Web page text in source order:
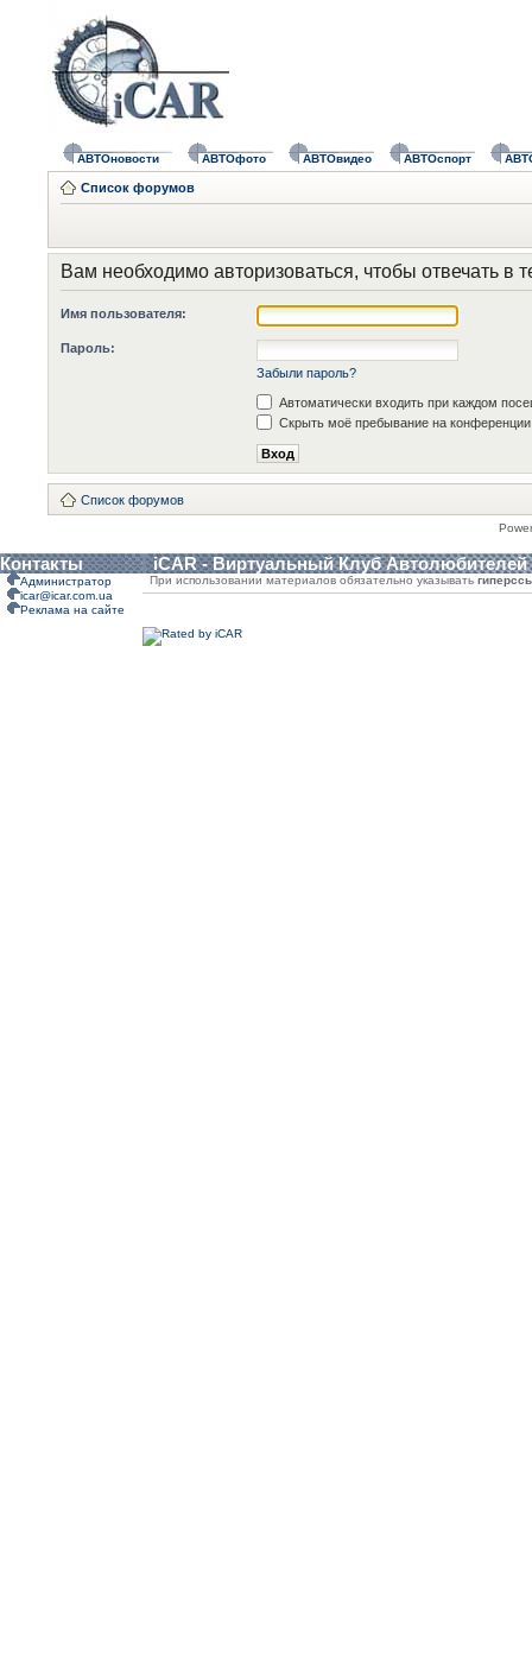
АВТОновости АВТОфото АВТОвидео АВТОспорт
Список форумов
Вам необходимо авторизоваться, чтобы отвечать в
Имя пользователя:
Пароль:
Забыли пароль?
Автоматически входить при каждом
Скрыть моё пребывание на конференции
Список форумов
Контакты iCAR - Виртуальный Клуб Автолюбителей
Администратор
icar@icar.com.ua
Реклама на сайте
При использовании материалов обязательно указывать